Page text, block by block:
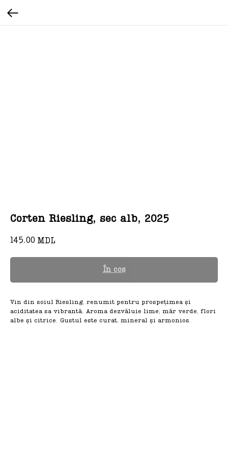
Corten Riesling, sec alb, 2025
145.00 MDL
În coș
Vin din soiul Riesling, renumit pentru prospețimea și
aciditatea sa vibrantă. Aroma dezvăluie lime, măr verde, flori
albe și citrice. Gustul este curat, mineral și armonios.